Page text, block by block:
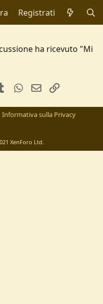
Registrati
ha ricevuto "Mi
TumblrWhatsApp
e-mail
Informativa sulla Privacy
XenForo Ltd.